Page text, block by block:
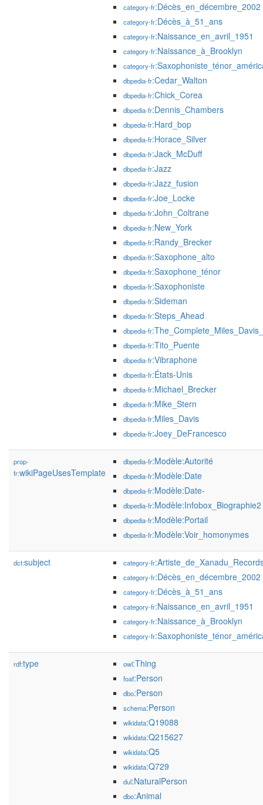
category-fr:Décès_en_décembre_2002
category-fr:Décès_à_51_ans
category-fr:Naissance_en_avril_1951
category-fr:Naissance_à_Brooklyn
category-fr
dbpedia-fr:Cedar_Walton
dbpedia-fr:Chick_Corea
dbpedia-fr:Dennis_Chambers
dbpedia-fr:Hard_bop
dbpedia-fr:Horace_Silver
dbpedia-fr:Jack_McDuff
dbpedia-fr:Jazz
dbpedia-fr:Jazz_fusion
dbpedia-fr:Joe_Locke
dbpedia-fr:John_Coltrane
dbpedia-fr:New_York
dbpedia-fr:Randy_Brecker
dbpedia-fr:Saxophone_alto
dbpedia-fr:Saxophone_ténor
dbpedia-fr:Saxophoniste
dbpedia-fr:Sideman
dbpedia-fr:Steps_Ahead
dbpedia-fr
dbpedia-fr:Tito_Puente
dbpedia-fr:Vibraphone
dbpedia-fr:États-Unis
dbpedia-fr:Michael_Brecker
dbpedia-fr:Mike_Stern
dbpedia-fr:Miles_Davis
dbpedia-fr:Joey_DeFrancesco
prop-
fr:wikiPageUsesTemplate
dbpedia-fr:Modèle:Autorité
dbpedia-fr:Modèle:Date
dbpedia-fr:Modèle:Date-
dbpedia-fr:Modèle:Infobox_Biographie2
dbpedia-fr:Modèle:Portail
dbpedia-fr:Modèle:Voir_homonymes
dct:subject category-fr
category-fr:Décès_en_décembre_2002
category-fr:Décès_à_51_ans
category-fr:Naissance_en_avril_1951
category-fr:Naissance_à_Brooklyn
category-fr
rdf:type owl:Thing
foaf:Person
dbo:Person
schema:Person
wikidata:Q19088
wikidata:Q215627
wikidata:Q5
wikidata:Q729
dul:NaturalPerson
dbo:Animal